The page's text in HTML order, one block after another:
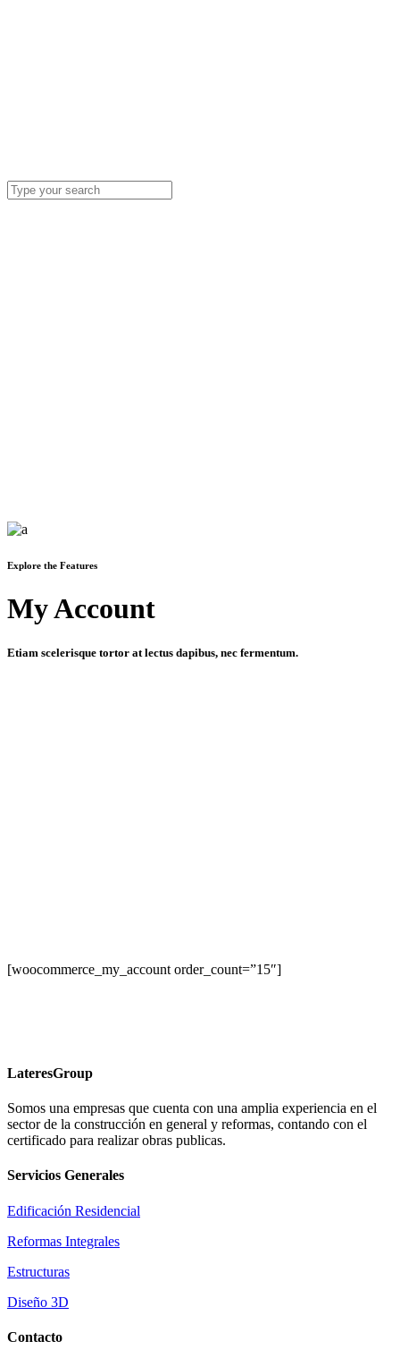
Explore the Features
My Account
Etiam scelerisque tortor at lectus dapibus, nec fermentum.
[woocommerce_my_account order_count=”15″]
LateresGroup
Somos una empresas que cuenta con una amplia experiencia en el
sector de la construcción en general y reformas, contando con el
certificado para realizar obras publicas.
Servicios Generales
Edificación Residencial
Reformas Integrales
Estructuras
Diseño 3D
Contacto